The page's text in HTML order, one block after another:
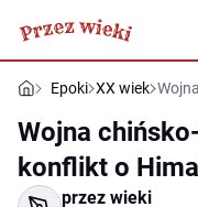
Epoki XX wiek
Wojna
konflikt o
przez wieki